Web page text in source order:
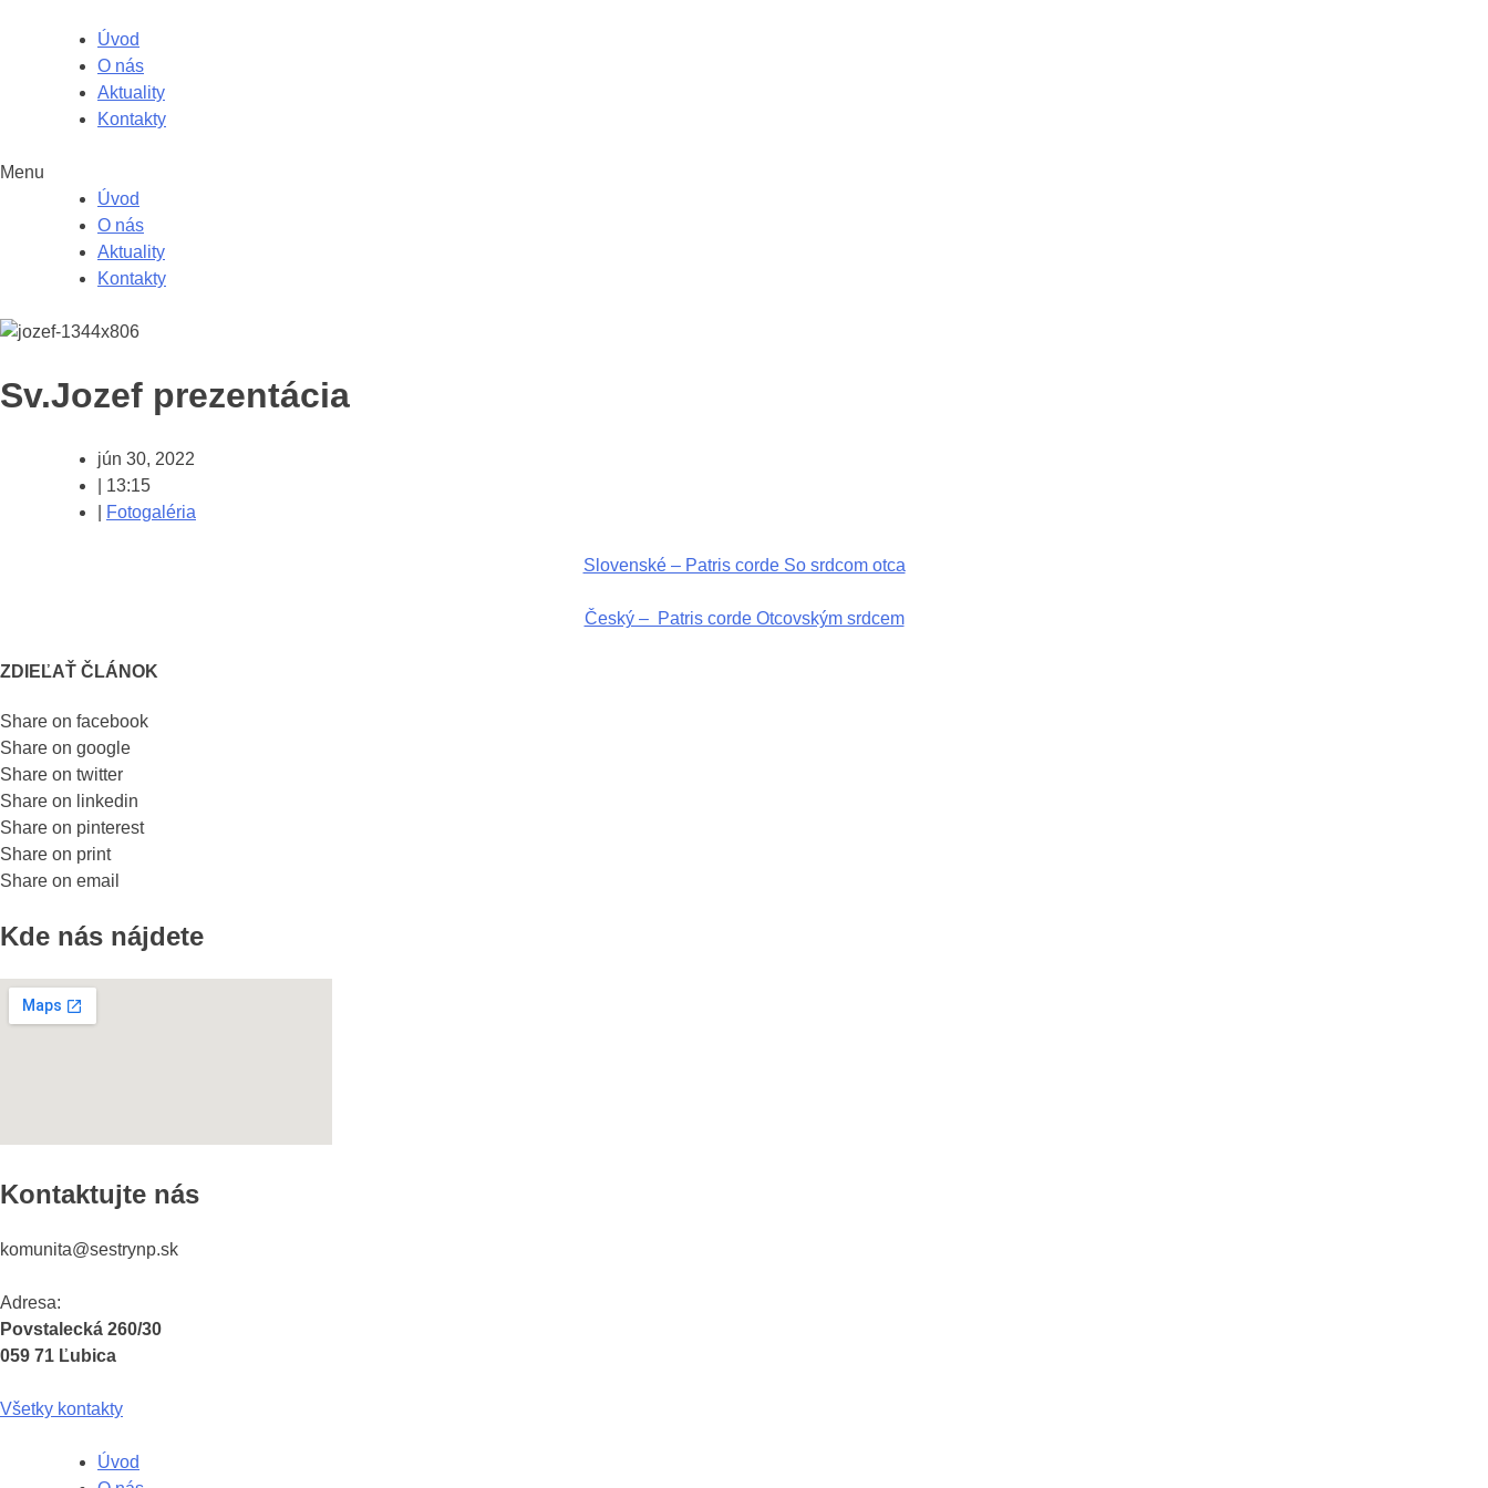
Úvod
O nás
Aktuality
Kontakty
Menu
Úvod
O nás
Aktuality
Kontakty
Sv.Jozef prezentácia
jún 30, 2022
13:15
Fotogaléria
Slovenské – Patris corde So srdcom otca
Český – Patris corde Otcovským srdcem
ZDIEĽAŤ ČLÁNOK
Share on facebook
Share on google
Share on twitter
Share on linkedin
Share on pinterest
Share on print
Share on email
Kde nás nájdete
Kontaktujte nás
komunita@sestrynp.sk
Adresa:
Povstalecká 260/30
059 71 Ľubica
Všetky kontakty
Úvod